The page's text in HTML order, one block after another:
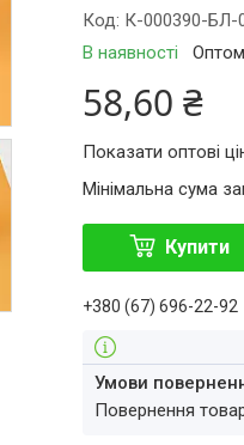
В наявності Оптом
Код: К-000390-БЛ-
58,60 ₴
Показати оптові
Мінімальна сума
Купити
+380 (67) 696-22-92
повернення